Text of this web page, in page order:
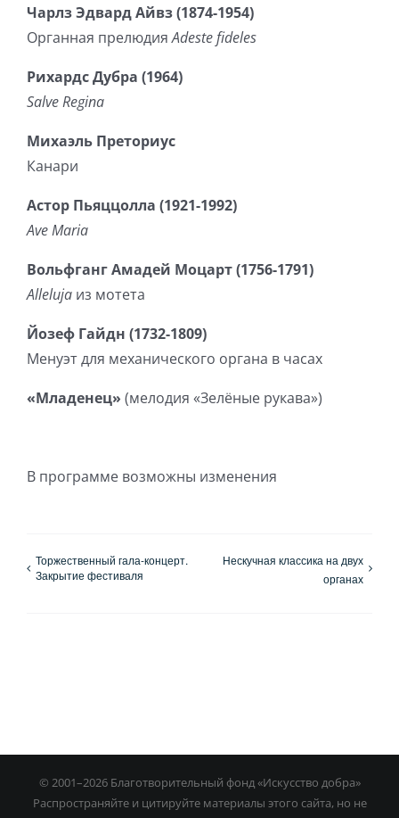
Чарлз Эдвард Айвз (1874-1954)
Органная прелюдияAdeste fideles
Рихардс Дубра (1964)
Salve Regina
Михаэль Преториус
Канари
Астор Пьяццолла (1921-1992)
Ave Maria
Вольфганг Амадей Моцарт (1756-1791)
Alleluja из мотета
Йозеф Гайдн (1732-1809)
Менуэт для механического органа в часах
«Младенец» (мелодия «Зелёные рукава»)
В программе возможны изменения
Торжественный гала-концерт.
Закрытие фестиваля
Нескучная классика на двух
органах
© 2001–2026 Благотворительный фонд «Искусство добра»
Распространяйте и цитируйте материалы этого сайта, но не